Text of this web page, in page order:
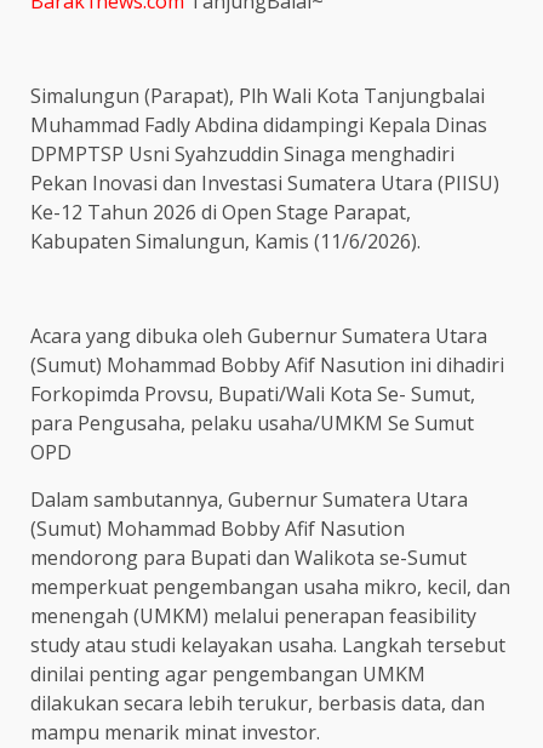
Simalungun (Parapat), Plh Wali Kota Tanjungbalai
Muhammad Fadly Abdina didampingi Kepala Dinas
DPMPTSP Usni Syahzuddin Sinaga menghadiri
Pekan Inovasi dan Investasi Sumatera Utara (PIISU)
Ke-12 Tahun 2026 di Open Stage Parapat,
Kabupaten Simalungun, Kamis (11/6/2026).
Acara yang dibuka oleh Gubernur Sumatera Utara
(Sumut) Mohammad Bobby Afif Nasution ini dihadiri
Forkopimda Provsu, Bupati/Wali Kota Se- Sumut,
para Pengusaha, pelaku usaha/UMKM Se Sumut
OPD
Dalam sambutannya, Gubernur Sumatera Utara
(Sumut) Mohammad Bobby Afif Nasution
mendorong para Bupati dan Walikota se-Sumut
memperkuat pengembangan usaha mikro, kecil, dan
menengah (UMKM) melalui penerapan feasibility
study atau studi kelayakan usaha. Langkah tersebut
dinilai penting agar pengembangan UMKM
dilakukan secara lebih terukur, berbasis data, dan
mampu menarik minat investor.